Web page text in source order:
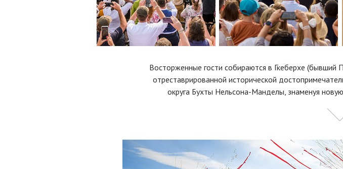
Восторженные гости собираются в Гкеберхе (бывший
отреставрированной исторической
округа Бухты Нельсона-Манделы, знаменуя